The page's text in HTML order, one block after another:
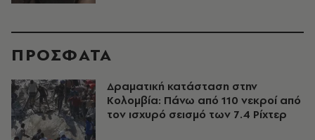
ΠΡΟΣΦΑΤΑ
Δραματική κατάσταση στην
Κολομβία: Πάνω από 110 νεκροί από
τον ισχυρό σεισμό των 7.4 Ρίχτερ